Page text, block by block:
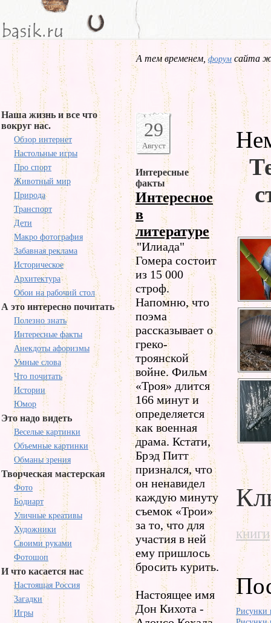
А тем временем,форум сайта
Наша жизнь и все что
вокруг нас.
Обзор интернет
Настольные игры
Про спорт
Животный мир
Природа
Транспорт
Дети
Макро фотография
Забавная реклама
Историческое
Архитектура
Обои на рабочий стол
А это интересно почитать
Полезно знать
Интересные факты
Анекдоты афоризмы
Умные слова
Что почитать
Истории
Юмор
Это надо видеть
Веселые картинки
Объемные картинки
Обманы зрения
Творческая мастерская
Фото
Бодиарт
Уличные креативы
Художники
Своими руками
Фотошоп
И что касается нас
Настоящая Россия
Загадки
Игры
29
Август
Интересные
факты
Интересное
в
литературе
"Илиада"
Гомера состоит
из 15 000
строф.
Напомню, что
поэма
рассказывает о
греко-
троянской
войне. Фильм
«Троя» длится
166 минут и
определяется
как военная
драма. Кстати,
Брэд Питт
признался, что
он ненавидел
каждую минуту
съемок «Трои»
за то, что для
участия в ней
ему пришлось
бросить курить.
Настоящее имя
Дон Кихота -
книги
Рисунки